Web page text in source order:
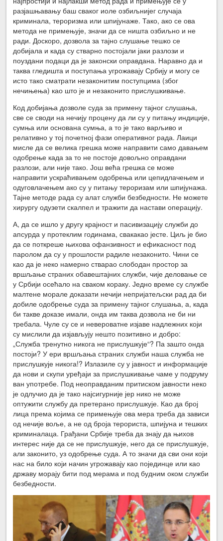
разјашњавању баш сваког иоле озбиљнијег случаја
криминала, тероризма или шпијунаже. Тако, ако се ова
метода не примењује, значи да се ништа озбиљно и не
ради. Доскоро, дозвола за тајно слушање тешко се
добијала и када су стварно постојали јаки разлози и
поуздани подаци да је законски оправдана. Наравно да и
таква гледишта и поступања угрожавају Србију и могу се
исто тако сматрати незаконитим поступцима (због
нечињења) као што је и незаконито прислушкивање.
Код добијања дозволе суда за примену тајног слушања,
све се своди на нечију процену да ли су у питању индиције,
сумња или основана сумња, а то је тако варљиво и
релативно у тој почетној фази оперативног рада. Лаици
мисле да се велика грешка може направити само давањем
одобрење када за то не постоје довољно оправдани
разлози, али није тако. Још већа грешка се може
направити ускраћивањем одобрења или цепидлачењем и
одуговлачењем ако су у питању тероризам или шпијунажа.
Тајне методе рада су алат служби безбедности. Не можете
хирургу одузети скалпел и тражити да настави операцију.
А, да се ишло у другу крајност и пасивизацију служби до
апсурда у протеклим годинама, свакакао јесте. Циљ је био
да се поткреше њихова офанзивност и ефикасност под
паролом да су у прошлости радиле незаконито. Чини се
као да је неко намерно стварао слободан простор за
вршљање страних обавештајних служби, чије деловање се
у Србији осећало на сваком кораку. Једно време су службе
малтене морале доказати нечији непријатељски рад да би
добиле одобрење суда за примену тајног слушања, а, када
би такве доказе имали, онда им таква дозвола не би ни
требала. Чуле су се и невероватне изјаве надлежних који
су мислили да изјављују нешто позитивно и добро:
„Служба тренутно никога не прислушкује“? Па зашто онда
постоји? У ери вршљања страних служби наша служба не
прислушкује никога!? Излазиле су у јавност и информације
да нови и скупи уређаји за прислушкивање чаме у подруму
ван употребе. Под неоправданим притиском јавности неко
је одлучио да је тако најсигурније јер нико не може
оптужити службу да претерано прислушкује. Као да број
лица према којима се примењује ова мера треба да зависи
од нечије воље, а не од броја терориста, шпијуна и тешких
криминалаца. Грађани Србије треба да знају да њихов
интерес није да се не прислушкује, него да се прислушкује,
али законито, уз одобрење суда. А то значи да сви они који
нас на било који начин угрожавају као појединце или као
државу морају бити под мерама и под будним оком служби
безбедности.